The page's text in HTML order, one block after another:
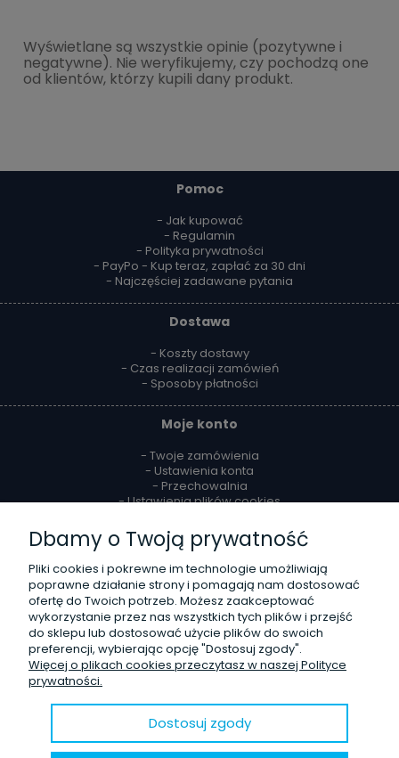
Wyświetlane są wszystkie opinie (pozytywne i
negatywne). Nie weryfikujemy, czy pochodzą one
od klientów, którzy kupili dany produkt.
Pomoc
- Jak kupować
- Regulamin
- Polityka prywatności
- PayPo - Kup teraz, zapłać za 30 dni
- Najczęściej zadawane pytania
Dostawa
- Koszty dostawy
- Czas realizacji zamówień
- Sposoby płatności
Moje konto
- Twoje zamówienia
- Ustawienia konta
- Przechowalnia
- Ustawienia plików cookies
Reklamacje i zwroty
- Zwroty
- Odstąpienie od umowy
- Reklamacje
O firmie
- Kontakt
- Opinie Trustmate
- Blog
Dbamy o Twoją prywatność
Pliki cookies i pokrewne im technologie umożliwiają
poprawne działanie strony i pomagają nam dostosować
ofertę do Twoich potrzeb. Możesz zaakceptować
wykorzystanie przez nas wszystkich tych plików i przejść
do sklepu lub dostosować użycie plików do swoich
preferencji, wybierając opcję "Dostosuj zgody".
Więcej o plikach cookies przeczytasz w naszej Polityce
prywatności.
Dostosuj zgody